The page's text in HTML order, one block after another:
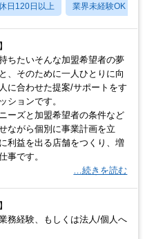
日120日以上 業界未経験OK
ちたいそんな加盟希望者の夢
、そのために一人ひとりに向
に合わせた提案/サポートをす
ションです。
ーズと加盟希望者の条件など
ながら個別に事業計画を立
利益を出る店舗をつくり、増
事です。
…続きを読む
務経験、もしくは法人/個人へ